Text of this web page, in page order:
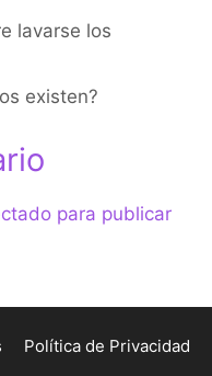
lavarse los
existen?
para publicar
Política de Privacidad